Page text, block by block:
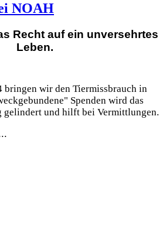
NOAH
Recht auf ein unversehrtes
Leben.
bringen wir den Tiermissbrauch in
Spenden wird das
gelindert und hilft bei Vermittlungen.